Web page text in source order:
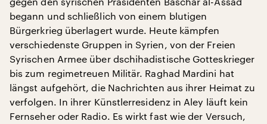
begann und schließlich von einem blutigen
Bürgerkrieg überlagert wurde. Heute kämpfen
verschiedenste Gruppen in Syrien, von der Freien
Syrischen Armee über dschihadistische Gotteskrieger
bis zum regimetreuen Militär. Raghad Mardini hat
längst aufgehört, die Nachrichten aus ihrer Heimat zu
verfolgen. In ihrer Künstlerresidenz in Aley läuft kein
Fernseher oder Radio. Es wirkt fast wie der Versuch,